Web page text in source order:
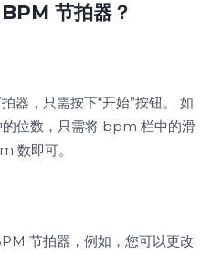
节拍器？
器，只需按下“开始”按钮。 如
的位数，只需将 bpm 栏中的滑
数即可。
节拍器，例如，您可以更改